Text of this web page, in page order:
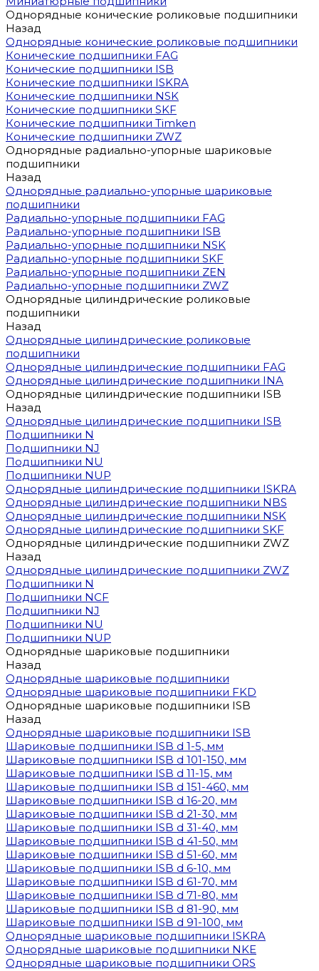
Однорядные конические роликовые подшипники
Назад
Однорядные конические роликовые подшипники
Конические подшипники FAG
Конические подшипники ISB
Конические подшипники ISKRA
Конические подшипники NSK
Конические подшипники SKF
Конические подшипники Timken
Конические подшипники ZWZ
Однорядные радиально-упорные шариковые
подшипники
Назад
Однорядные радиально-упорные шариковые
подшипники
Радиально-упорные подшипники FAG
Радиально-упорные подшипники ISB
Радиально-упорные подшипники NSK
Радиально-упорные подшипники SKF
Радиально-упорные подшипники ZEN
Радиально-упорные подшипники ZWZ
Однорядные цилиндрические роликовые
подшипники
Назад
Однорядные цилиндрические роликовые
подшипники
Однорядные цилиндрические подшипники FAG
Однорядные цилиндрические подшипники INA
Однорядные цилиндрические подшипники ISB
Назад
Однорядные цилиндрические подшипники ISB
Подшипники N
Подшипники NJ
Подшипники NU
Подшипники NUP
Однорядные цилиндрические подшипники ISKRA
Однорядные цилиндрические подшипники NBS
Однорядные цилиндрические подшипники NSK
Однорядные цилиндрические подшипники SKF
Однорядные цилиндрические подшипники ZWZ
Назад
Однорядные цилиндрические подшипники ZWZ
Подшипники N
Подшипники NCF
Подшипники NJ
Подшипники NU
Подшипники NUP
Однорядные шариковые подшипники
Назад
Однорядные шариковые подшипники
Однорядные шариковые подшипники FKD
Однорядные шариковые подшипники ISB
Назад
Однорядные шариковые подшипники ISB
Шариковые подшипники ISB d 1-5, мм
Шариковые подшипники ISB d 101-150, мм
Шариковые подшипники ISB d 11-15, мм
Шариковые подшипники ISB d 151-460, мм
Шариковые подшипники ISB d 16-20, мм
Шариковые подшипники ISB d 21-30, мм
Шариковые подшипники ISB d 31-40, мм
Шариковые подшипники ISB d 41-50, мм
Шариковые подшипники ISB d 51-60, мм
Шариковые подшипники ISB d 6-10, мм
Шариковые подшипники ISB d 61-70, мм
Шариковые подшипники ISB d 71-80, мм
Шариковые подшипники ISB d 81-90, мм
Шариковые подшипники ISB d 91-100, мм
Однорядные шариковые подшипники ISKRA
Однорядные шариковые подшипники NKE
Однорядные шариковые подшипники ORS